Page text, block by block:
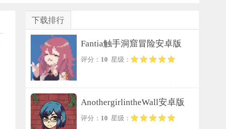
下载排行
Fantia触手洞窟冒险安卓版
评分： 10 星级：
AnothergirlintheWall安卓版
评分： 10 星级：